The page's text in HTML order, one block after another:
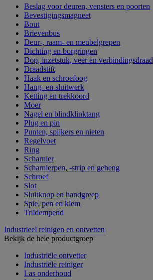
Beslag voor deuren, vensters en poorten
Bevestigingsmagneet
Bout
Brievenbus
Deur-, raam- en meubelgrepen
Dichting en borgringen
Dop, inzetstuk, veer en verbindingsdraad
Draadstift
Haak en schroefoog
Hang- en sluitwerk
Ketting en trekkoord
Moer
Nagel en blindklinktang
Plug en pin
Punten, spijkers en nieten
Regelvoet
Ring
Scharnier
Scharnierpen, -strip en geheng
Schroef
Slot
Sluitknop en handgreep
Spie, pen en klem
Trildempend
Industrieel reinigen en ontvetten
Bekijk de hele productgroep
Industriële ontvetter
Industriële reiniger
Las onderhoud